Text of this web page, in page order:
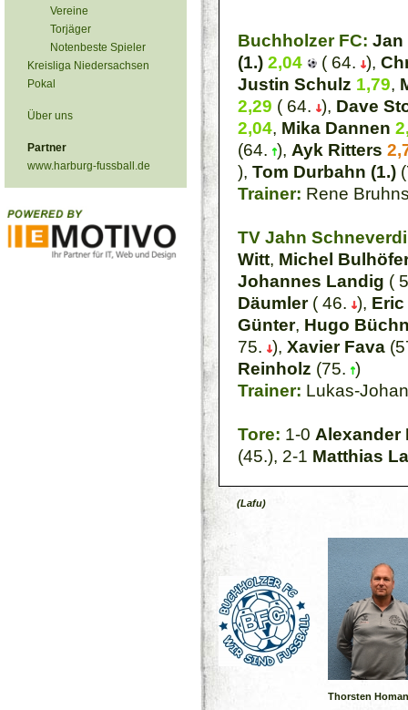
Vereine
Torjäger
Notenbeste Spieler
Kreisliga Niedersachsen
Pokal
Über uns
Partner
www.harburg-fussball.de
Buchholzer FC: Jan
(1.) 2,04 ( 64. ),
Justin Schulz 1,79,
2,29 ( 64. ), Dave
2,04, Mika Dannen
(64. ), Ayk Ritters
), Tom Durbahn (1.)
Trainer: Rene
TV Jahn
Witt, Michel
Johannes Landig (
Däumler( 46. ), Eric
Günter, Hugo
75. ), Xavier Fava
Reinholz (75. )
Trainer: Lukas-
Tore: 1-0 Alexander
(45.), 2-1 Matthias
(Lafu)
Thorsten